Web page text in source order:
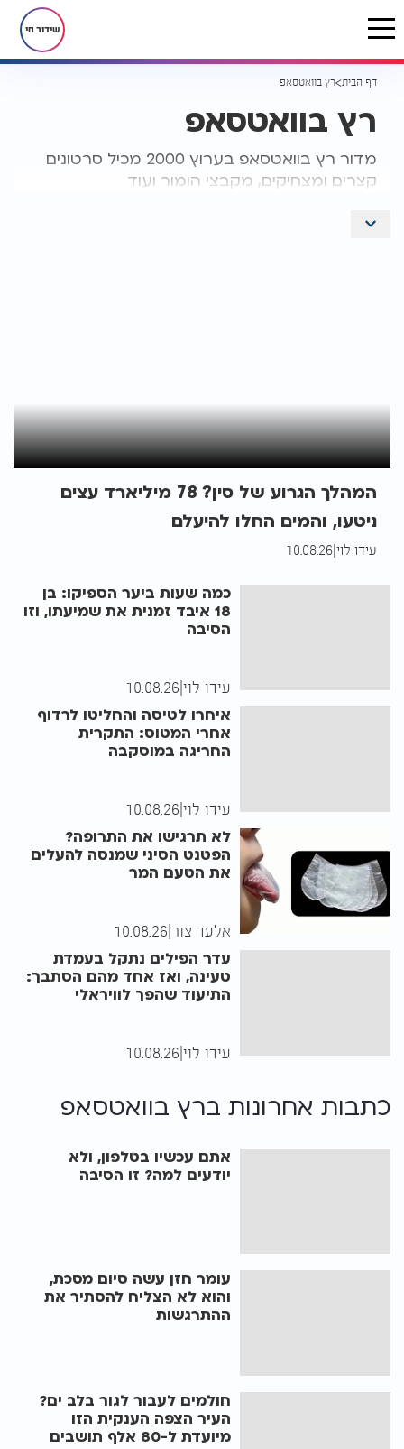
שידור חי
דף הבית רץ בוואטסאפ
רץ בוואטסאפ
מדור רץ בוואטסאפ בערוץ 2000 מכיל סרטונים
קצרים ומצחיקים, מקבצי הומור ועוד
המהלך הגרוע של סין? 78 מיליארד עצים
ניטעו, והמים החלו להיעלם
עידו לוי 10.08.26
כמה שעות ביער הספיקו: בן
18 איבד זמנית את שמיעתו, וזו
הסיבה
עידו לוי 10.08.26
איחרו לטיסה והחליטו לרדוף
אחרי המטוס: התקרית
החריגה במוסקבה
עידו לוי 10.08.26
לא תרגישו את התרופה?
הפטנט הסיני שמנסה להעלים
את הטעם המר
אלעד צור 10.08.26
עדר הפילים נתקל בעמדת
טעינה, ואז אחד מהם הסתבך:
התיעוד שהפך לוויראלי
עידו לוי 10.08.26
כתבות אחרונות ברץ בוואטסאפ
אתם עכשיו בטלפון, ולא
יודעים למה? זו הסיבה
עומר חזן עשה סיום מסכת,
והוא לא הצליח להסתיר את
ההתרגשות
חולמים לעבור לגור בלב ים?
העיר הצפה הענקית הזו
מיועדת ל-80 אלף תושבים